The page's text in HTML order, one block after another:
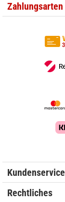
Zahlungsarten
Kundenservice
Rechtliches